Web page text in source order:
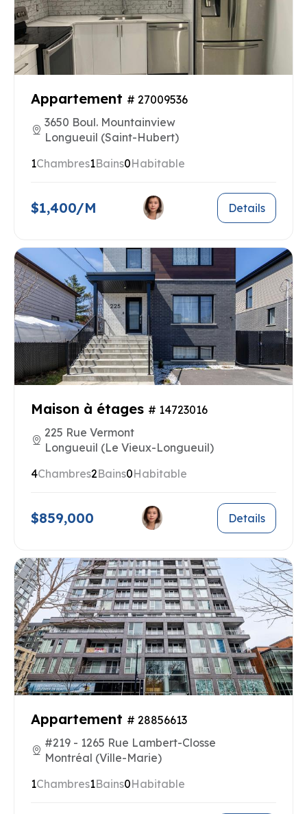
Appartement # 27009536
3650 Boul. Mountainview
Longueuil (Saint-Hubert)
1Chambres1Bains0Habitable
$1,400/M Details
Maison à étages # 14723016
225 Rue Vermont
Longueuil (Le Vieux-Longueuil)
4Chambres2Bains0Habitable
$859,000 Details
Appartement # 28856613
#219 - 1265 Rue Lambert-Closse
Montréal (Ville-Marie)
1Chambres1Bains0Habitable